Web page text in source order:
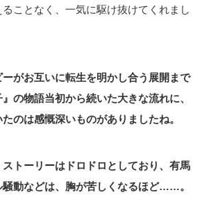
ことなく、一気に駆け抜けてくれまし
がお互いに転生を明かし合う展開まで
の物語当初から続いた大きな流れに、
のは感慨深いものがありましたね。
トーリーはドロドロとしており、有馬
動などは、胸が苦しくなるほど……。